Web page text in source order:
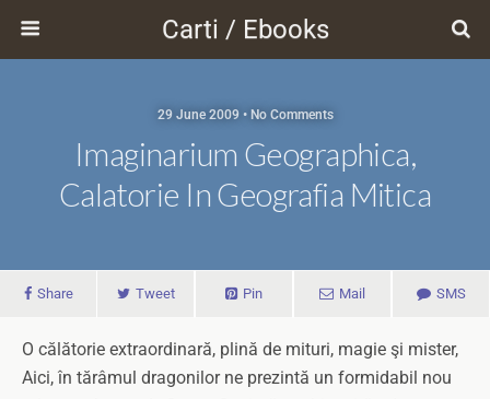
Carti / Ebooks
29 June 2009 • No Comments
Imaginarium Geographica,
Calatorie In Geografia Mitica
Share Tweet Pin Mail SMS
O călătorie extraordinară, plină de mituri, magie şi mister,
Aici, în tărâmul dragonilor ne prezintă un formidabil nou